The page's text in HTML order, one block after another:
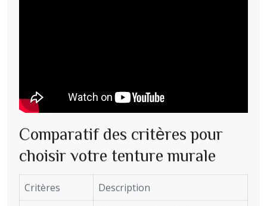
Comparatif des critères pour
choisir votre tenture murale
Critères Description